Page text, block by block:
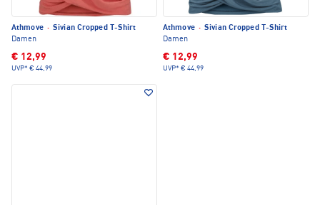
Athmove · Sivian Cropped T-Shirt
Damen
€ 12,99
UVP* € 44,99
Athmove · Sivian Cropped T-Shirt
Damen
€ 12,99
UVP* € 44,99